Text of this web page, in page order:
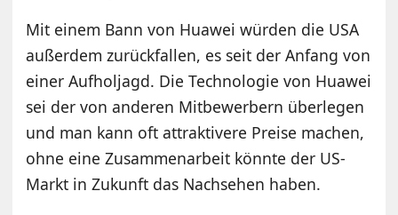
Mit einem Bann von Huawei würden die USA
außerdem zurückfallen, es seit der Anfang von
einer Aufholjagd. Die Technologie von Huawei
sei der von anderen Mitbewerbern überlegen
und man kann oft attraktivere Preise machen,
ohne eine Zusammenarbeit könnte der US-
Markt in Zukunft das Nachsehen haben.